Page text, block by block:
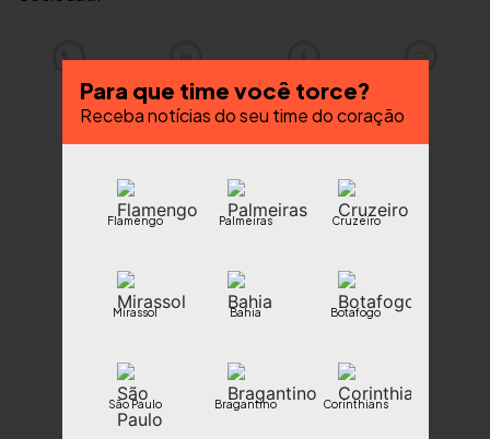
Para que time você torce?
Receba notícias do seu time do coração
Flamengo Palmeiras Cruzeiro
Mirassol Bahia Botafogo
São Paulo Bragantino Corinthians